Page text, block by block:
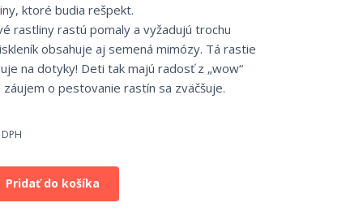
ktoré budia rešpekt.
rastliny rastú pomaly a vyžadujú trochu
obsahuje aj semená mimózy. Tá rastie
na dotyky! Deti tak majú radosť z „wow“
o pestovanie rastín sa zväčšuje.
Pridať do košíka